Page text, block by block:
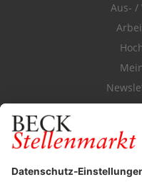
Aus- /
Durchsuchen
FÜR